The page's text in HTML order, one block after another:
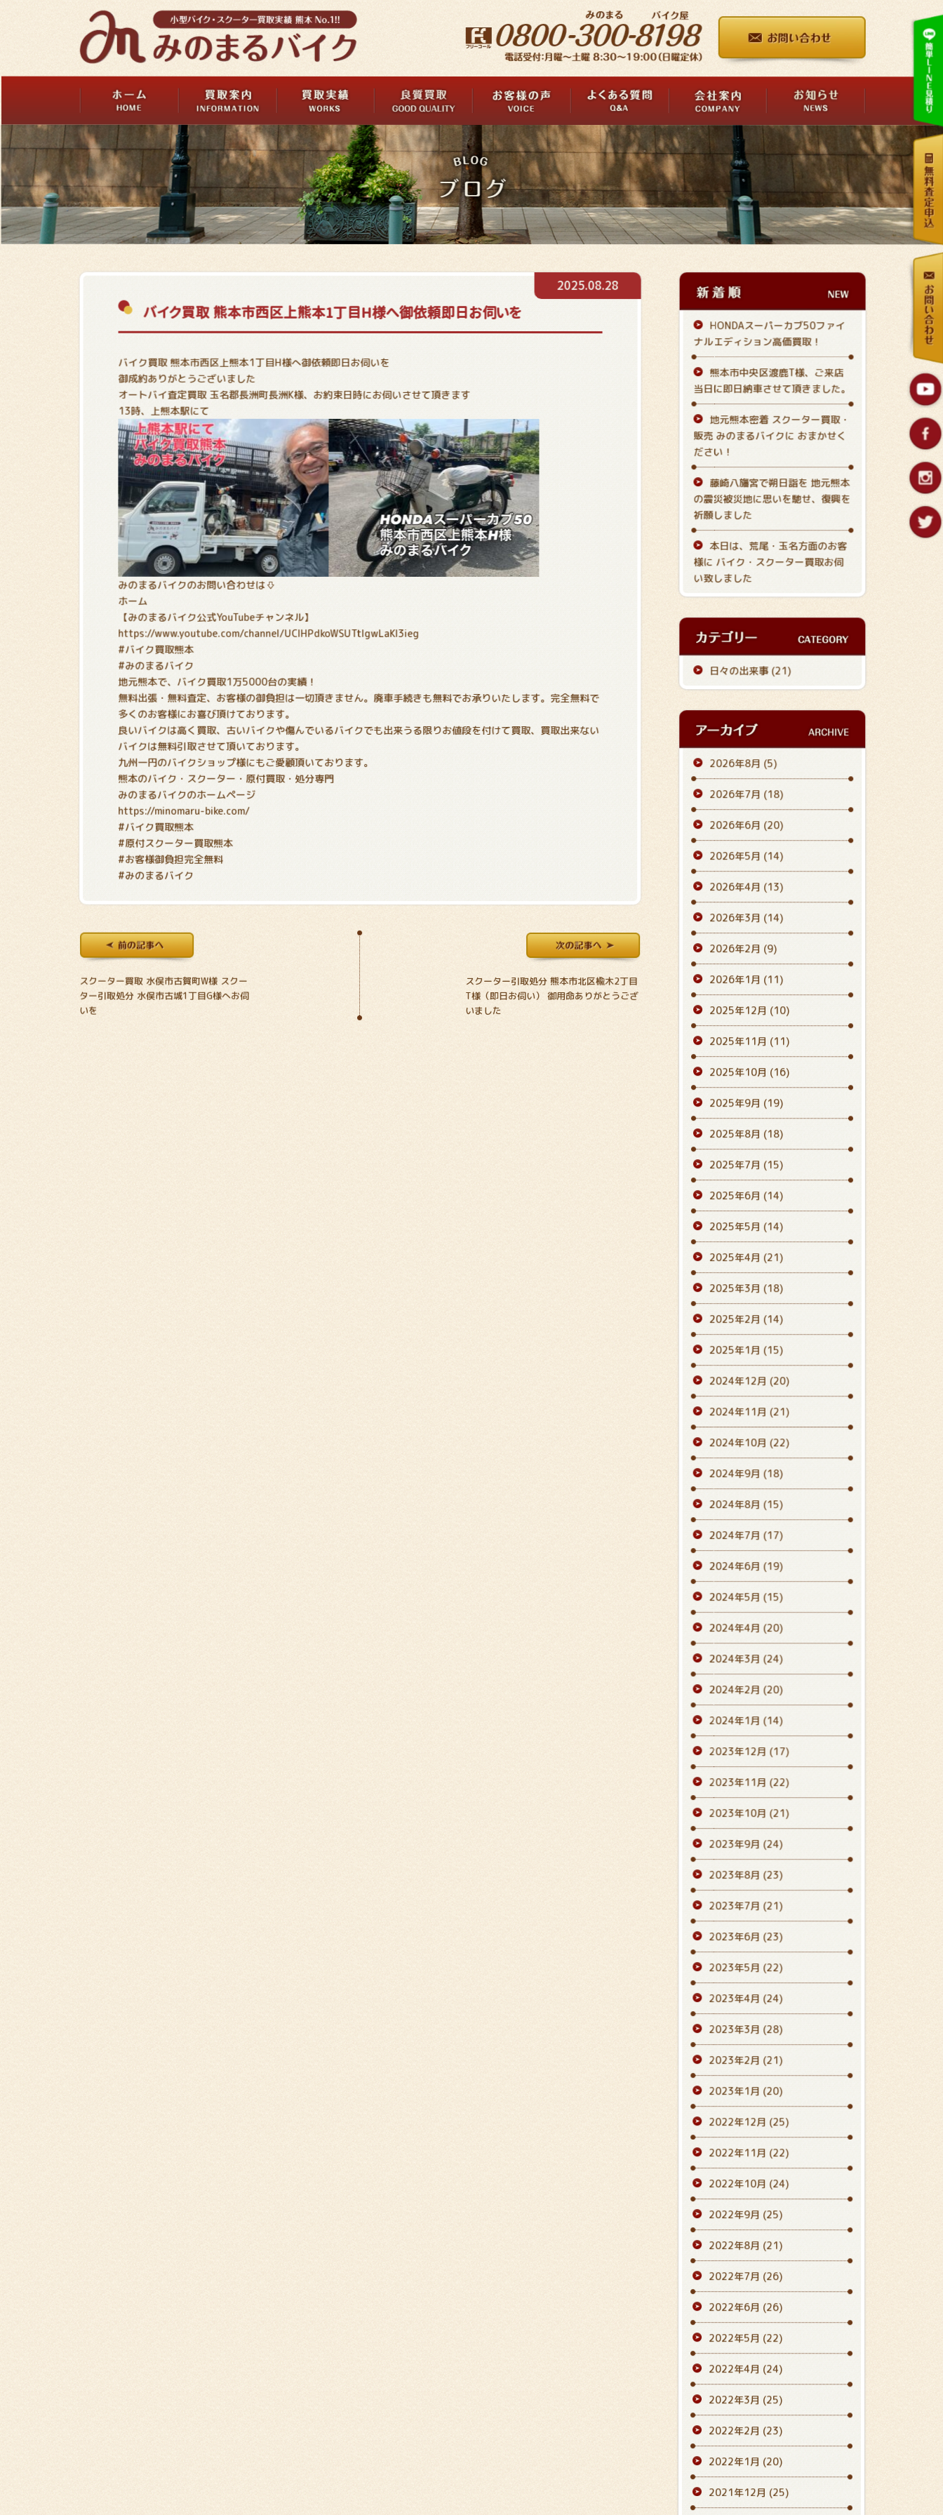
バイク買取 熊本市西区上熊本1丁目H様へ御依頼即日お伺いを
2025.08.28
バイク買取 熊本市西区上熊本1丁目H様へ御依頼即日お伺いを
御成約ありがとうございました
オートバイ査定買取 玉名郡長洲町長洲K様、お約束日時にお伺いさせて頂きます
13時、上熊本駅にて
みのまるバイクのお問い合わせは⇩
ホーム
【みのまるバイク公式YouTubeチャンネル】
https://www.youtube.com/channel/UCIHPdkoWSUTtIgwLaKl3ieg
#バイク買取熊本
#みのまるバイク
地元熊本で、バイク買取1万5000台の実績！
無料出張・無料査定、お客様の御負担は一切頂きません。廃車手続きも無料でお承りいたします。完全無料で
多くのお客様にお喜び頂けております。
良いバイクは高く買取、古いバイクや傷んでいるバイクでも出来うる限りお値段を付けて買取、買取出来ない
バイクは無料引取させて頂いております。
九州一円のバイクショップ様にもご愛顧頂いております。
熊本のバイク・スクーター・原付買取・処分専門
みのまるバイクのホームページ
https://minomaru-bike.com/
#バイク買取熊本
#原付スクーター買取熊本
#お客様御負担完全無料
#みのまるバイク
スクーター買取 水俣市古賀町W様 スクー
ター引取処分 水俣市古城1丁目G様へお伺
いを
スクーター引取処分 熊本市北区楡木2丁目
T様（即日お伺い） 御用命ありがとうござ
いました
HONDAスーパーカブ50ファイ
ナルエディション高価買取！
熊本市中央区渡鹿T様、ご来店
当日に即日納車させて頂きました。
地元熊本密着 スクーター買取・
販売 みのまるバイクに おまかせく
ださい！
藤崎八旛宮で朔日詣を 地元熊本
の震災被災地に思いを馳せ、復興を
祈願しました
本日は、荒尾・玉名方面のお客
様に バイク・スクーター買取お伺
い致しました
日々の出来事 (21)
2026年8月 (5)
2026年7月 (18)
2026年6月 (20)
2026年5月 (14)
2026年4月 (13)
2026年3月 (14)
2026年2月 (9)
2026年1月 (11)
2025年12月 (10)
2025年11月 (11)
2025年10月 (16)
2025年9月 (19)
2025年8月 (18)
2025年7月 (15)
2025年6月 (14)
2025年5月 (14)
2025年4月 (21)
2025年3月 (18)
2025年2月 (14)
2025年1月 (15)
2024年12月 (20)
2024年11月 (21)
2024年10月 (22)
2024年9月 (18)
2024年8月 (15)
2024年7月 (17)
2024年6月 (19)
2024年5月 (15)
2024年4月 (20)
2024年3月 (24)
2024年2月 (20)
2024年1月 (14)
2023年12月 (17)
2023年11月 (22)
2023年10月 (21)
2023年9月 (24)
2023年8月 (23)
2023年7月 (21)
2023年6月 (23)
2023年5月 (22)
2023年4月 (24)
2023年3月 (28)
2023年2月 (21)
2023年1月 (20)
2022年12月 (25)
2022年11月 (22)
2022年10月 (24)
2022年9月 (25)
2022年8月 (21)
2022年7月 (26)
2022年6月 (26)
2022年5月 (22)
2022年4月 (24)
2022年3月 (25)
2022年2月 (23)
2022年1月 (20)
2021年12月 (25)